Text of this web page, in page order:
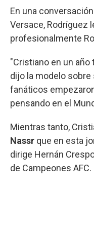
En una
Versace, Rodríguez
profesionalmente
"Cristiano en un año
dijo la modelo
fanáticos
pensando en el
Mientras tanto,
Nassr que en esta
dirige Hernán
de Campeones AFC.